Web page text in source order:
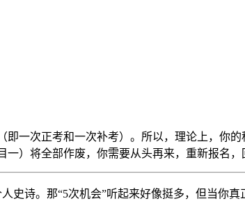
一次正考和一次补考）。所以，理论上，你的
）将全部作废，你需要从头再来，重新报名，
诗。那“5次机会”听起来好像挺多，但当你